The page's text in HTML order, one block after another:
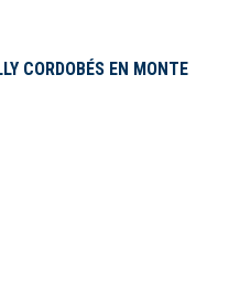
CORDOBÉS EN MONTE